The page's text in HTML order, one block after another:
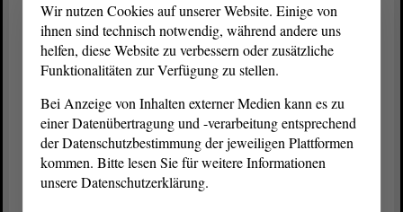
Herzlichen Dank.
(Beifall bei der SPD - Zustimmung bei der CDU)
Vizepräsident Wulf Gallert:
Herr Hövelmann, würden Sie eine Frage des
Kollegen Heuer zulassen?
Wir nutzen Cookies auf unserer Website. Einige von
ihnen sind technisch notwendig, während andere uns
helfen, diese Website zu verbessern oder zusätzliche
Funktionalitäten zur Verfügung zu stellen.
Bei Anzeige von Inhalten externer Medien kann es zu
einer Datenübertragung und -verarbeitung entsprechend
der Datenschutzbestimmung der jeweiligen Plattformen
kommen. Bitte lesen Sie für weitere Informationen
unsere Datenschutzerklärung.